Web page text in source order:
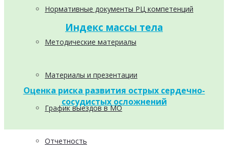
Нормативные документы РЦ компетенций
Методические материалы
Материалы и презентации
График выездов в МО
Отчетность
Индекс массы тела
Оценка риска развития острых сердечно-
сосудистых осложнений